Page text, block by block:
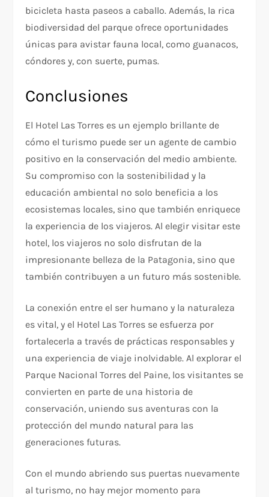
bicicleta hasta paseos a caballo. Además, la rica
biodiversidad del parque ofrece oportunidades
únicas para avistar fauna local, como guanacos,
cóndores y, con suerte, pumas.
Conclusiones
El Hotel Las Torres es un ejemplo brillante de
cómo el turismo puede ser un agente de cambio
positivo en la conservación del medio ambiente.
Su compromiso con la sostenibilidad y la
educación ambiental no solo beneficia a los
ecosistemas locales, sino que también enriquece
la experiencia de los viajeros. Al elegir visitar este
hotel, los viajeros no solo disfrutan de la
impresionante belleza de la Patagonia, sino que
también contribuyen a un futuro más sostenible.
La conexión entre el ser humano y la naturaleza
es vital, y el Hotel Las Torres se esfuerza por
fortalecerla a través de prácticas responsables y
una experiencia de viaje inolvidable. Al explorar el
Parque Nacional Torres del Paine, los visitantes se
convierten en parte de una historia de
conservación, uniendo sus aventuras con la
protección del mundo natural para las
generaciones futuras.
Con el mundo abriendo sus puertas nuevamente
al turismo, no hay mejor momento para